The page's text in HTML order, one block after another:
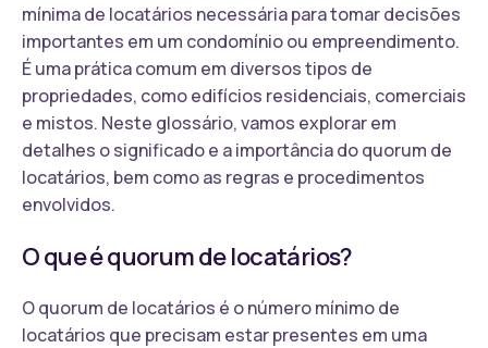
mínima de locatários necessária para tomar decisões
importantes em um condomínio ou empreendimento.
É uma prática comum em diversos tipos de
propriedades, como edifícios residenciais, comerciais
e mistos. Neste glossário, vamos explorar em
detalhes o significado e a importância do quorum de
locatários, bem como as regras e procedimentos
envolvidos.
O que é quorum de locatários?
O quorum de locatários é o número mínimo de
locatários que precisam estar presentes em uma